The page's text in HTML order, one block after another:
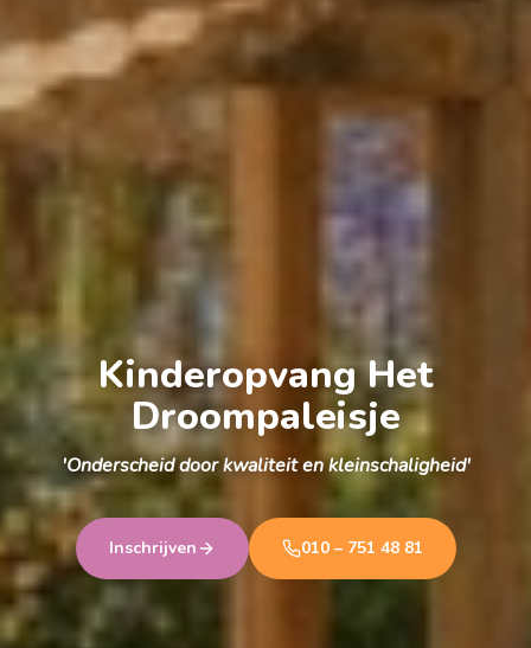
Kinderopvang Het
Droompaleisje
'Onderscheid door kwaliteit en kleinschaligheid'
Inschrijven 010 – 751 48 81